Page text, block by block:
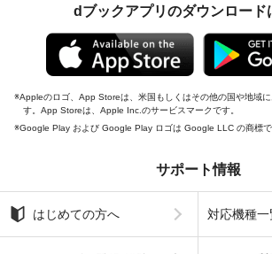
dブックアプリのダウンロード
Appleのロゴ、App Storeは、米国もしくはその他の国や地域
す。App Storeは、Apple Inc.のサービスマークです。
Google Play および Google Play ロゴは Google LLC の商標で
サポート情報
はじめての方へ 対応機種一